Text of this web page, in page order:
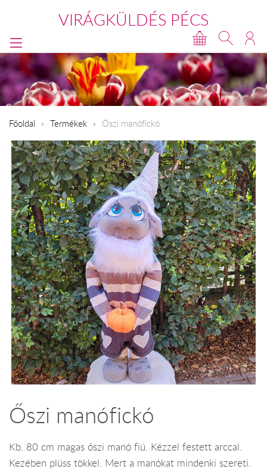
VIRÁGKÜLDÉS PÉCS
Főoldal Termékek Őszi manófickó
Őszi manófickó
Kb. 80 cm magas őszi manó fiú. Kézzel festett arccal.
Kezében plüss tökkel. Mert a manókat mindenki szereti.